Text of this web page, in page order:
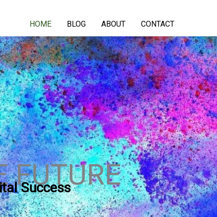
HOME BLOG ABOUT CONTACT
FUTURE
Success